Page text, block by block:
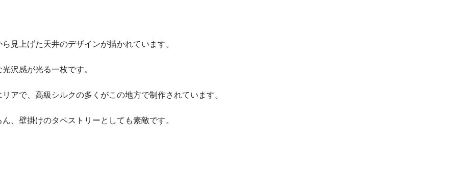
見上げた天井のデザインが描かれています。
沢感が光る一枚です。
アで、高級シルクの多くがこの地方で制作されています。
、壁掛けのタペストリーとしても素敵です。